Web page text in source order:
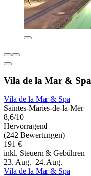
Vila de la Mar & Spa
Vila de la Mar & Spa
Saintes-Maries-de-la-Mer
8,6/10
Hervorragend
(242 Bewertungen)
191 €
inkl. Steuern & Gebühren
23. Aug.–24. Aug.
Vila de la Mar & Spa